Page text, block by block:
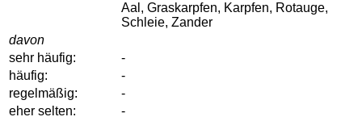
Aal, Graskarpfen, Karpfen, Rotauge,
Schleie, Zander
davon
sehr häufig:
-
häufig:
-
regelmäßig:
-
eher selten:
-